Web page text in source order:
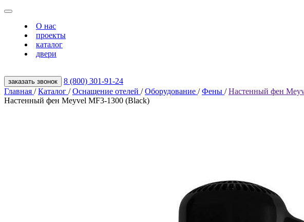
О нас
проекты
каталог
двери
заказать звонок
8 (800) 301‑91‑24
Главная / Каталог / Оснащение отелей / Оборудование / Фены / Настенный фен
Настенный фен Meyvel MF3-1300 (Black)